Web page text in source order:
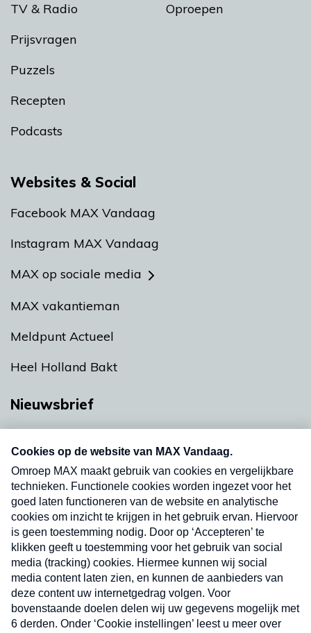
TV & Radio
Prijsvragen
Puzzels
Recepten
Podcasts
Oproepen
Websites & Social
Facebook MAX Vandaag
Instagram MAX Vandaag
MAX op sociale media
MAX vakantieman
Meldpunt Actueel
Heel Holland Bakt
Nieuwsbrief
nieuwsbrief. Elke vrijdag- en dinsdagochtend in
uw mailbox.
Verzend